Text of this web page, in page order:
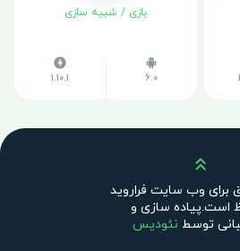
بازی / شبیه سازی
6.0
1.10.1
بالا
برای وب سایت فراروید
است.پیاده سازی و
توسط نئودیس